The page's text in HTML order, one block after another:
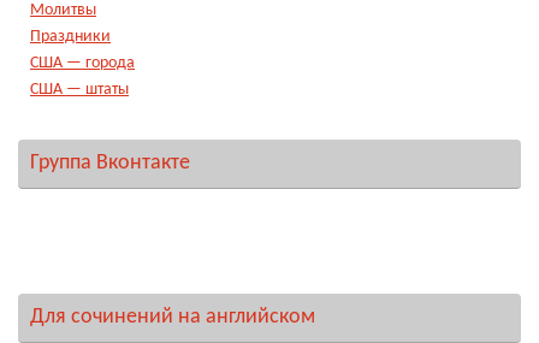
Молитвы
Праздники
США — города
США — штаты
Группа Вконтакте
Для сочинений на английском